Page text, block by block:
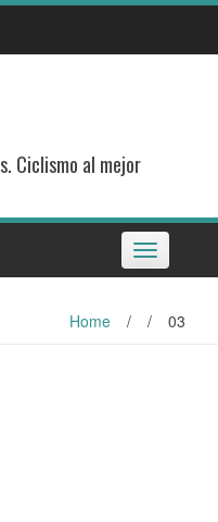
Ciclismo al mejor
Toggle
navigation
Home / / 03